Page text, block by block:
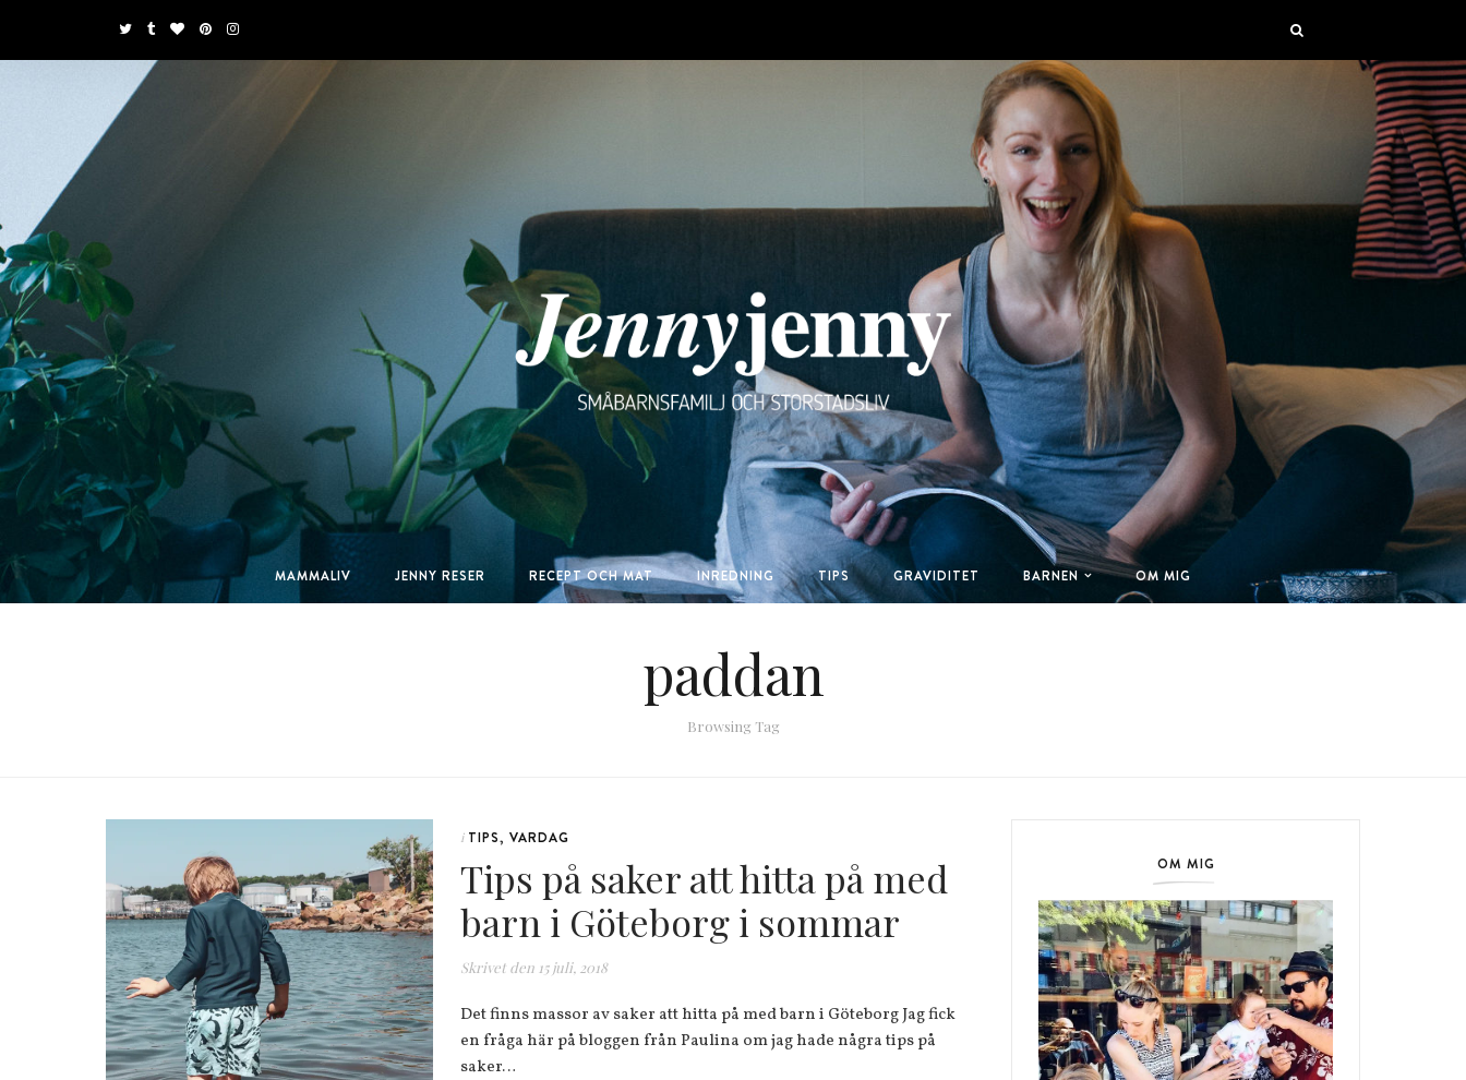
MAMMALIV JENNY RESER RECEPT OCH MAT INREDNING TIPS GRAVIDITET BARNEN OM MIG
paddan
Browsing Tag
i TIPS, VARDAG
Tips på saker att hitta på med
barn i Göteborg i sommar
Skrivet den 15 juli, 2018
Det finns massor av saker att hitta på med barn i Göteborg Jag fick
en fråga här på bloggen från Paulina om jag hade några tips på
saker…
OM MIG